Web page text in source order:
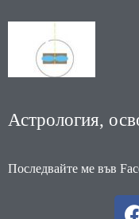
Астрология,
Последвайте ме във